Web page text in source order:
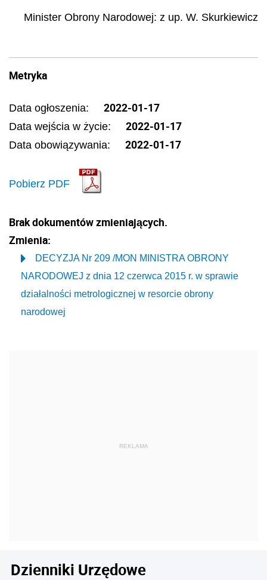
Minister Obrony Narodowej: z up. W. Skurkiewicz
Metryka
Data ogłoszenia: 2022-01-17
Data wejścia w życie: 2022-01-17
Data obowiązywania: 2022-01-17
Pobierz PDF
Brak dokumentów zmieniających.
Zmienia:
DECYZJA Nr 209 /MON MINISTRA OBRONY
NARODOWEJ z dnia 12 czerwca 2015 r. w sprawie
działalności metrologicznej w resorcie obrony
narodowej
Dzienniki Urzędowe